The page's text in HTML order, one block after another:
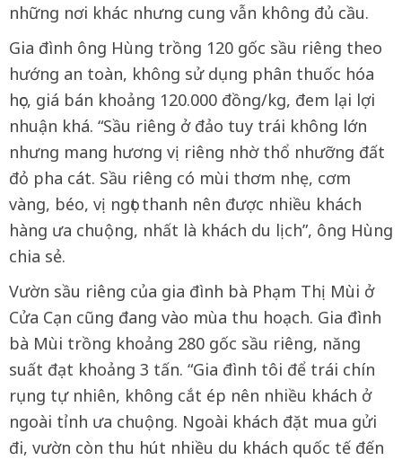
những nơi khác nhưng cung vẫn không đủ cầu.
Gia đình ông Hùng trồng 120 gốc sầu riêng theo
hướng an toàn, không sử dụng phân thuốc hóa
học, giá bán khoảng 120.000 đồng/kg, đem lại lợi
nhuận khá. “Sầu riêng ở đảo tuy trái không lớn
nhưng mang hương vị riêng nhờ thổ nhưỡng đất
đỏ pha cát. Sầu riêng có mùi thơm nhẹ, cơm
vàng, béo, vị ngọt thanh nên được nhiều khách
hàng ưa chuộng, nhất là khách du lịch”, ông Hùng
chia sẻ.
Vườn sầu riêng của gia đình bà Phạm Thị Mùi ở
Cửa Cạn cũng đang vào mùa thu hoạch. Gia đình
bà Mùi trồng khoảng 280 gốc sầu riêng, năng
suất đạt khoảng 3 tấn. “Gia đình tôi để trái chín
rụng tự nhiên, không cắt ép nên nhiều khách ở
ngoài tỉnh ưa chuộng. Ngoài khách đặt mua gửi
đi, vườn còn thu hút nhiều du khách quốc tế đến